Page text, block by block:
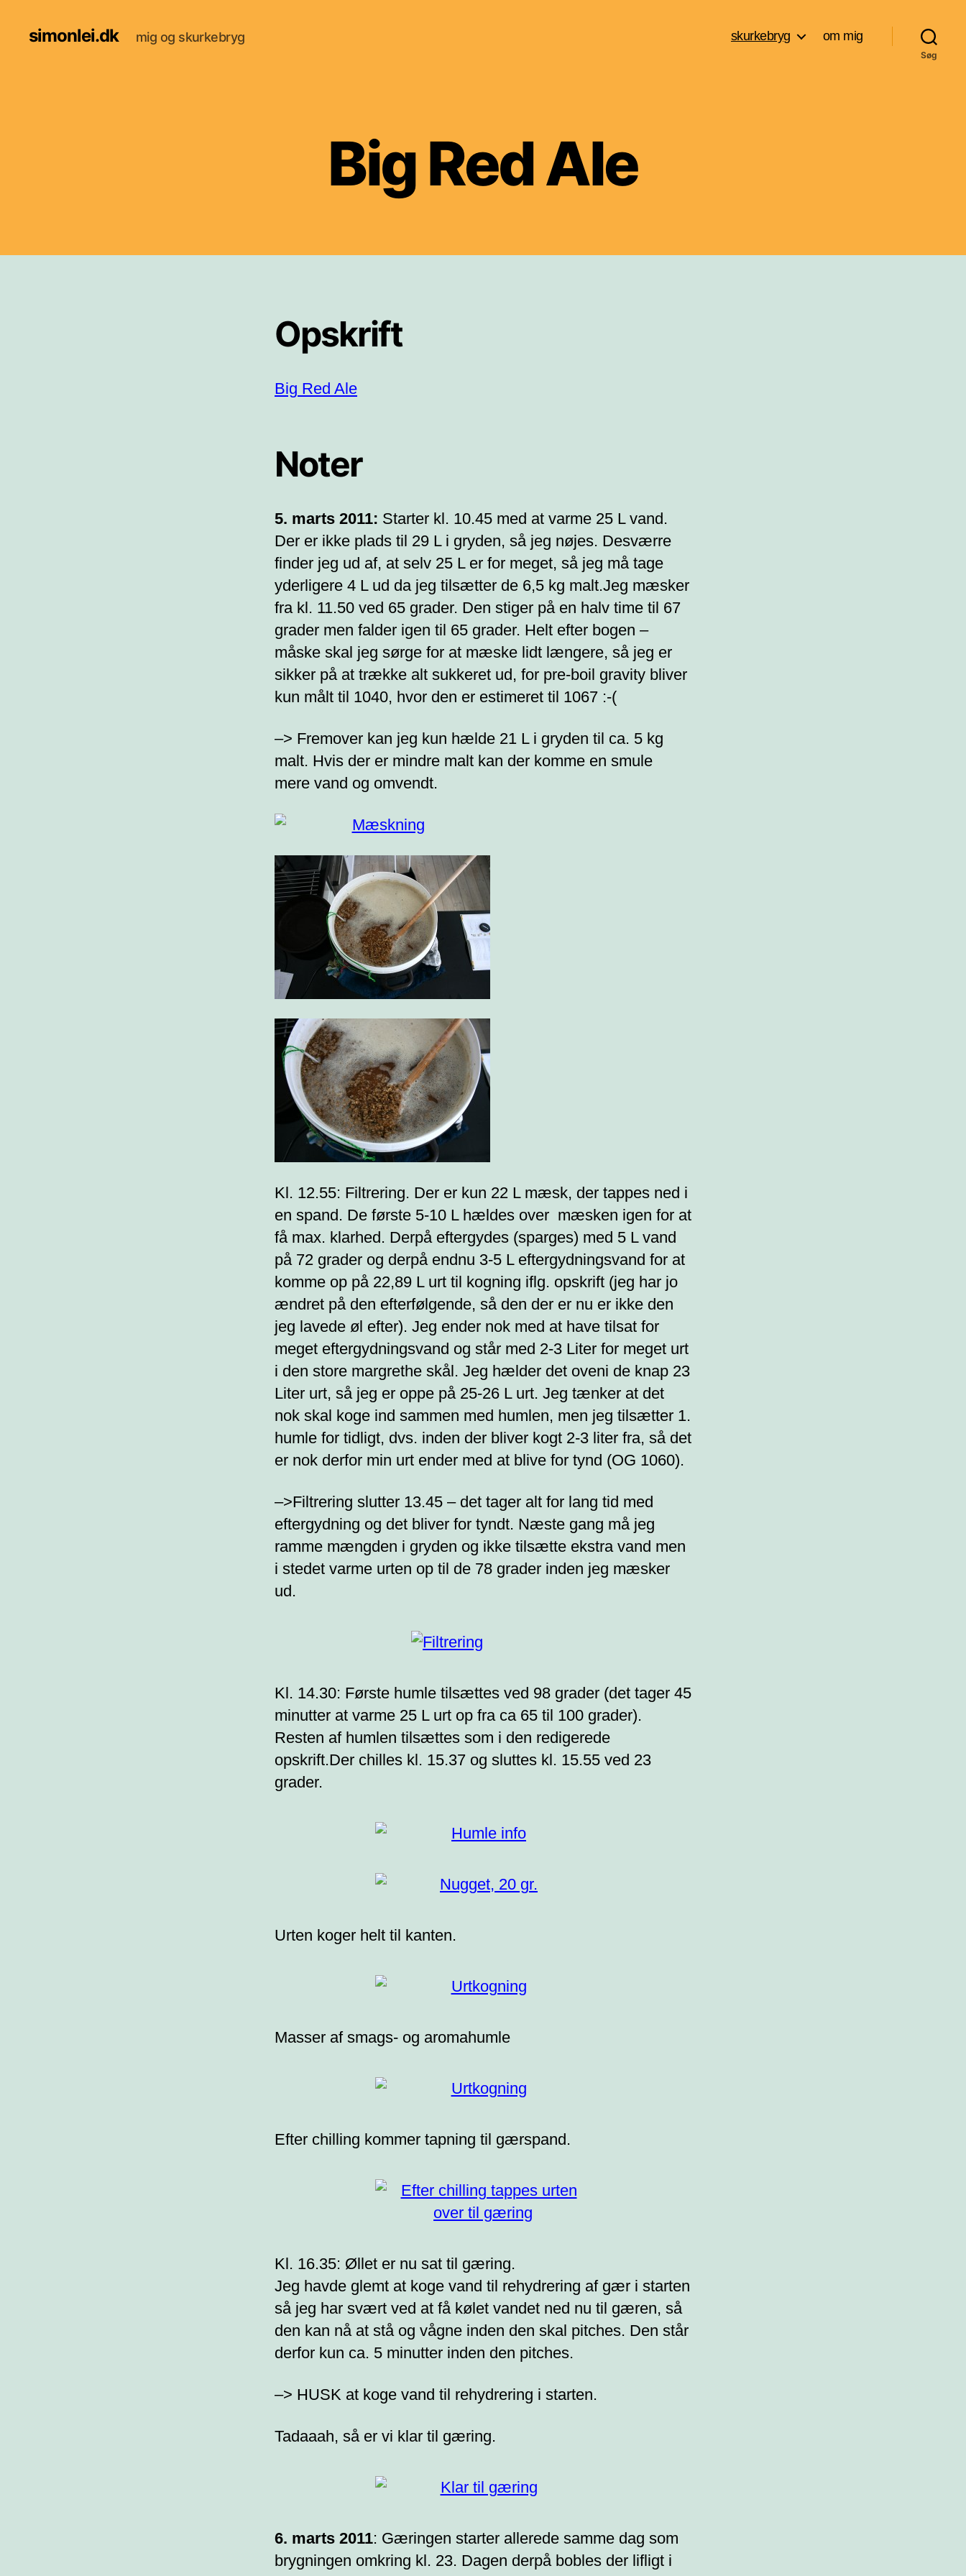
simonlei.dk mig og skurkebryg skurkebryg om mig
Søg
Big Red Ale
Opskrift
Big Red Ale
Noter
5. marts 2011: Starter kl. 10.45 med at varme 25 L vand.
Der er ikke plads til 29 L i gryden, så jeg nøjes. Desværre
finder jeg ud af, at selv 25 L er for meget, så jeg må tage
yderligere 4 L ud da jeg tilsætter de 6,5 kg malt.Jeg mæsker
fra kl. 11.50 ved 65 grader. Den stiger på en halv time til 67
grader men falder igen til 65 grader. Helt efter bogen –
måske skal jeg sørge for at mæske lidt længere, så jeg er
sikker på at trække alt sukkeret ud, for pre-boil gravity bliver
kun målt til 1040, hvor den er estimeret til 1067 :-(
–> Fremover kan jeg kun hælde 21 L i gryden til ca. 5 kg
malt. Hvis der er mindre malt kan der komme en smule
mere vand og omvendt.
Kl. 12.55: Filtrering. Der er kun 22 L mæsk, der tappes ned i
en spand. De første 5-10 L hældes over mæsken igen for at
få max. klarhed. Derpå eftergydes (sparges) med 5 L vand
på 72 grader og derpå endnu 3-5 L eftergydningsvand for at
komme op på 22,89 L urt til kogning iflg. opskrift (jeg har jo
ændret på den efterfølgende, så den der er nu er ikke den
jeg lavede øl efter). Jeg ender nok med at have tilsat for
meget eftergydningsvand og står med 2-3 Liter for meget urt
i den store margrethe skål. Jeg hælder det oveni de knap 23
Liter urt, så jeg er oppe på 25-26 L urt. Jeg tænker at det
nok skal koge ind sammen med humlen, men jeg tilsætter 1.
humle for tidligt, dvs. inden der bliver kogt 2-3 liter fra, så det
er nok derfor min urt ender med at blive for tynd (OG 1060).
–>Filtrering slutter 13.45 – det tager alt for lang tid med
eftergydning og det bliver for tyndt. Næste gang må jeg
ramme mængden i gryden og ikke tilsætte ekstra vand men
i stedet varme urten op til de 78 grader inden jeg mæsker
ud.
Kl. 14.30: Første humle tilsættes ved 98 grader (det tager 45
minutter at varme 25 L urt op fra ca 65 til 100 grader).
Resten af humlen tilsættes som i den redigerede
opskrift.Der chilles kl. 15.37 og sluttes kl. 15.55 ved 23
grader.
Urten koger helt til kanten.
Masser af smags- og aromahumle
Efter chilling kommer tapning til gærspand.
Kl. 16.35: Øllet er nu sat til gæring.
Jeg havde glemt at koge vand til rehydrering af gær i starten
så jeg har svært ved at få kølet vandet ned nu til gæren, så
den kan nå at stå og vågne inden den skal pitches. Den står
derfor kun ca. 5 minutter inden den pitches.
–> HUSK at koge vand til rehydrering i starten.
Tadaaah, så er vi klar til gæring.
6. marts 2011: Gæringen starter allerede samme dag som
brygningen omkring kl. 23. Dagen derpå bobles der lifligt i